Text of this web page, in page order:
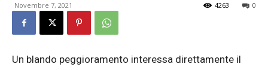
Novembre 7, 2021 0
4263
Un blando peggioramento interessa direttamente il